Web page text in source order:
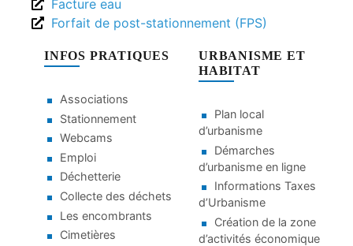
Facture eau
Forfait de post-stationnement (FPS)
INFOS PRATIQUES
Associations
Stationnement
Webcams
Emploi
Déchetterie
Collecte des déchets
Les encombrants
Cimetières
URBANISME ET
HABITAT
Plan local
d’urbanisme
Démarches
d’urbanisme en ligne
Informations Taxes
d’Urbanisme
Création de la zone
d’activités économique